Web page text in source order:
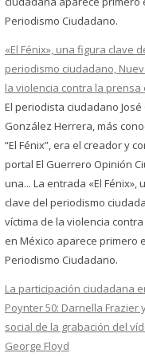
Periodismo Ciudadano.
«El Fénix», una figura clave
periodismo ciudadano,
la violencia contra la prensa
El periodista ciudadano José
González Herrera, más
“El Fénix”, era el creador y
portal El Guerrero Opinión
una... La entrada «El Fénix»,
clave del periodismo
víctima de la violencia
en México aparece primero
Periodismo Ciudadano.
La participación ciudadana
Poynter 50: Darnella Frazier
social de la grabación del
George Floyd